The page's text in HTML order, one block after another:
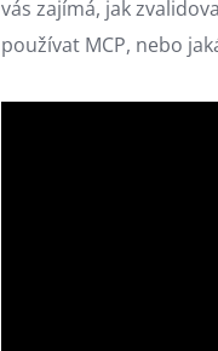
vás zajímá, jak
používat MCP, nebo